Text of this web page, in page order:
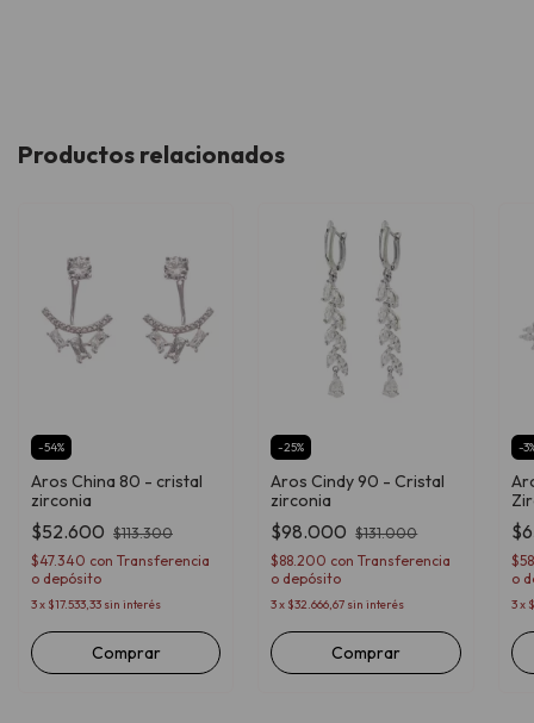
Productos relacionados
-54%
Aros China 80 - cristal
zirconia
$52.600 $113.300
$47.340 con Transferencia
o depósito
3x $17.533,33 sin interés
-25%
Aros Cindy 90 - Cristal
zirconia
$98.000 $131.000
$88.200 con Transferencia
o depósito
3x $32.666,67 sin interés
-3
o
3x